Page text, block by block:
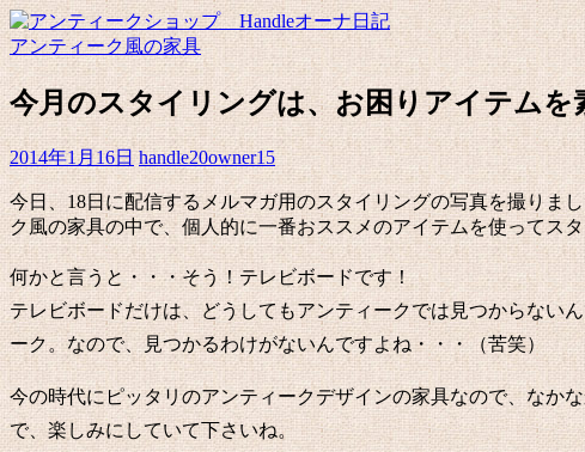
アンティーク風の家具
今月のスタイリングは、お困りアイテム
2014年1月16日 handle20owner15
今日、18日に配信するメルマガ用のスタイリングの写真を撮りま
ク風の家具の中で、個人的に一番おススメのアイテムを使ってス
何かと言うと・・・そう！テレビボードです！
テレビボードだけは、どうしてもアンティークでは見つからない
ーク。なので、見つかるわけがないんですよね・・・（苦笑）
今の時代にピッタリのアンティークデザインの家具なので、なか
で、楽しみにしていて下さいね。